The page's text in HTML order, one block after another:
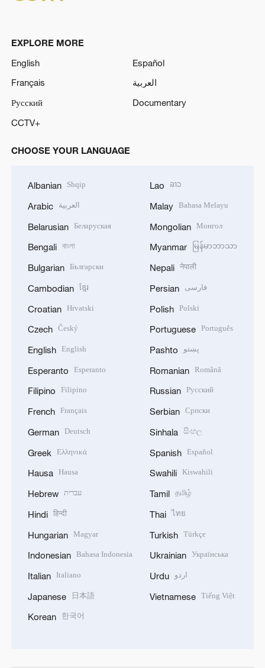
EXPLORE MORE
English
Español
Français
العربية
Русский
Documentary
CCTV+
CHOOSE YOUR LANGUAGE
Albanian Shqip
Arabic العربية
Belarusian Беларуская
Bengali বাংলা
Bulgarian Български
Cambodian ខ្មែរ
Croatian Hrvatski
Czech Český
English English
Esperanto Esperanto
Filipino Filipino
French Français
German Deutsch
Greek Ελληνικά
Hausa Hausa
Hebrew עברית
Hindi हिन्दी
Hungarian Magyar
Indonesian Bahasa Indonesia
Italian Italiano
Japanese 日本語
Korean 한국어
Lao ລາວ
Malay Bahasa Melayu
Mongolian Монгол
Myanmar မြန်မာဘာသာ
Nepali नेपाली
Persian فارسی
Polish Polski
Portuguese Português
Pashto پښتو
Romanian Română
Russian Русский
Serbian Српски
Sinhala සිංහල
Spanish Español
Swahili Kiswahili
Tamil தமிழ்
Thai ไทย
Turkish Türkçe
Ukrainian Українська
Urdu اردو
Vietnamese Tiếng Việt